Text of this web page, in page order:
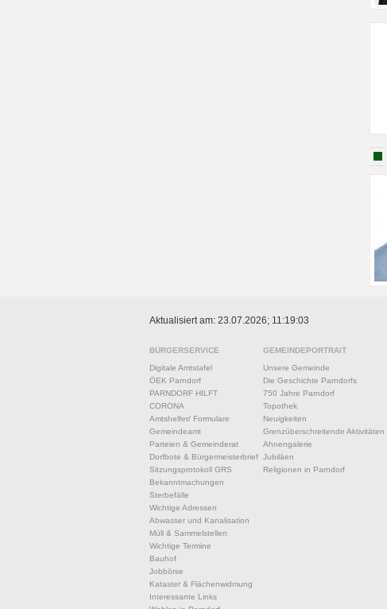
Aktualisiert am: 23.07.2026; 11:19:03
BÜRGERSERVICE
Digitale Amtstafel
ÖEK Parndorf
PARNDORF HILFT
CORONA
Amtshelfer/ Formulare
Gemeindeamt
Parteien & Gemeinderat
Dorfbote & Bürgermeisterbrief
Sitzungsprotokoll GRS
Bekanntmachungen
Sterbefälle
Wichtige Adressen
Abwasser und Kanalisation
Müll & Sammelstellen
Wichtige Termine
Bauhof
Jobbörse
Kataster & Flächenwidmung
Interessante Links
GEMEINDEPORTRAIT
Unsere Gemeinde
Die Geschichte Parndorfs
750 Jahre Parndorf
Topothek
Neuigkeiten
Grenzüberschreitende Aktivitäten
Ahnengalerie
Jubiläen
Religionen in Parndorf